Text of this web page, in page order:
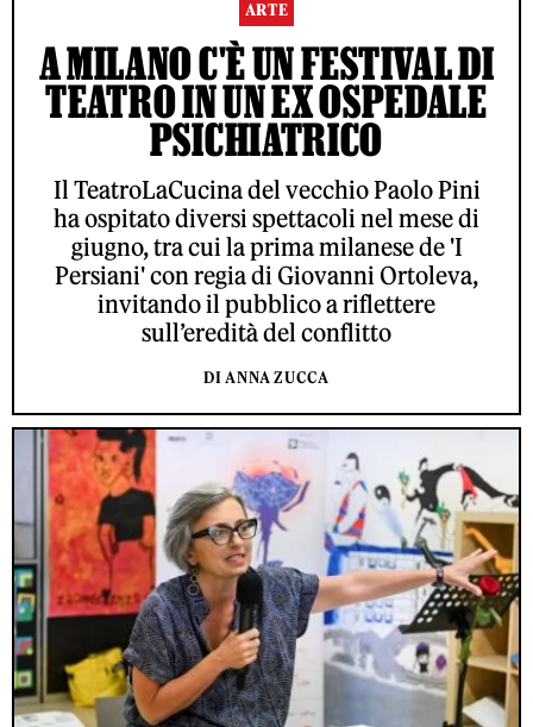
ARTE
A MILANO C'È UN FESTIVAL DI
TEATRO IN UN EX OSPEDALE
PSICHIATRICO
Il TeatroLaCucina del vecchio Paolo Pini
ha ospitato diversi spettacoli nel mese di
giugno, tra cui la prima milanese de 'I
Persiani' con regia di Giovanni Ortoleva,
invitando il pubblico a riflettere
sull’eredità del conflitto
DI ANNA ZUCCA